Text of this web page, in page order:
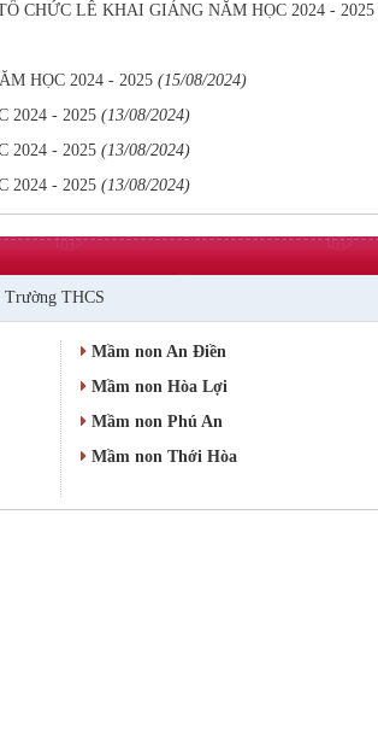
CHỨC LỄ KHAI GIẢNG NĂM HỌC 2024 - 2025
HỌC 2024 - 2025 (15/08/2024)
2024 - 2025 (13/08/2024)
2024 - 2025 (13/08/2024)
2024 - 2025 (13/08/2024)
Trường THCS
Mầm non An Điền
Mầm non Hòa Lợi
Mầm non Phú An
Mầm non Thới Hòa